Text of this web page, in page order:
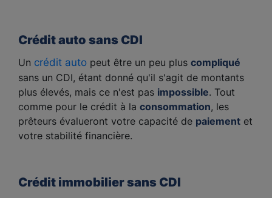
Crédit auto sans CDI
Un crédit auto peut être un peu plus compliqué
sans un CDI, étant donné qu'il s'agit de montants
plus élevés, mais ce n'est pas impossible. Tout
comme pour le crédit à la consommation, les
prêteurs évalueront votre capacité de paiement et
votre stabilité financière.
Crédit immobilier sans CDI